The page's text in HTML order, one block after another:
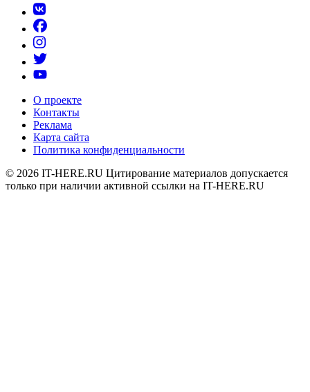
О проекте
Контакты
Реклама
Карта сайта
Политика конфиденциальности
© 2026 IT-HERE.RU Цитирование материалов допускается
только при наличии активной ссылки на IT-HERE.RU